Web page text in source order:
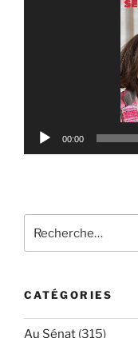
00:00
pour
CATÉGORIES
Au Sénat (315)